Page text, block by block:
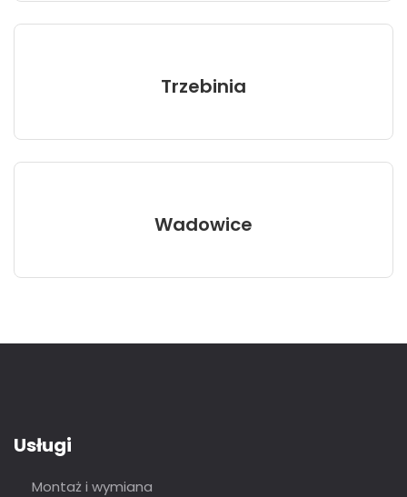
Trzebinia
Wadowice
Usługi
Montaż i wymiana